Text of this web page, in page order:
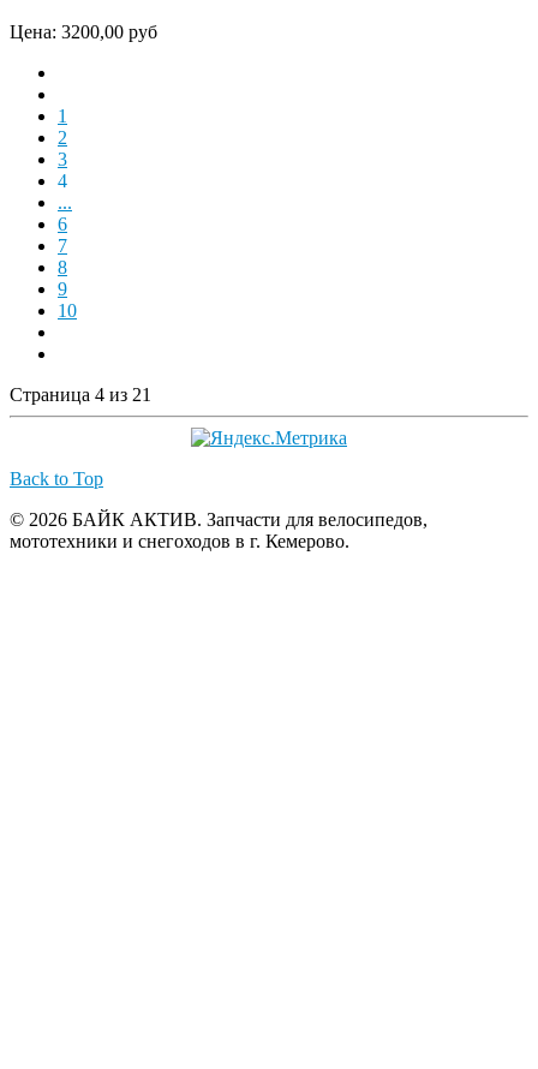
Цена: 3200,00 руб
1
2
3
4
...
6
7
8
9
10
Страница 4 из 21
Back to Top
© 2026 БАЙК АКТИВ. Запчасти для велосипедов,
мототехники и снегоходов в г. Кемерово.